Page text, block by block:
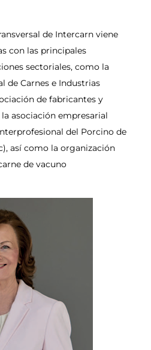
de Intercarn viene
con las principales
sectoriales, como la
de Carnes e Industrias
de fabricantes y
asociación empresarial
del Porcino de
así como la organización
de vacuno